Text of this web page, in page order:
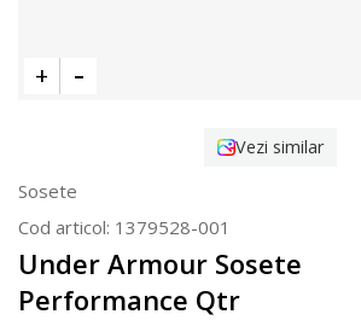
Vezi similar
Sosete
Cod articol: 1379528-001
Under Armour Sosete
Performance Qtr